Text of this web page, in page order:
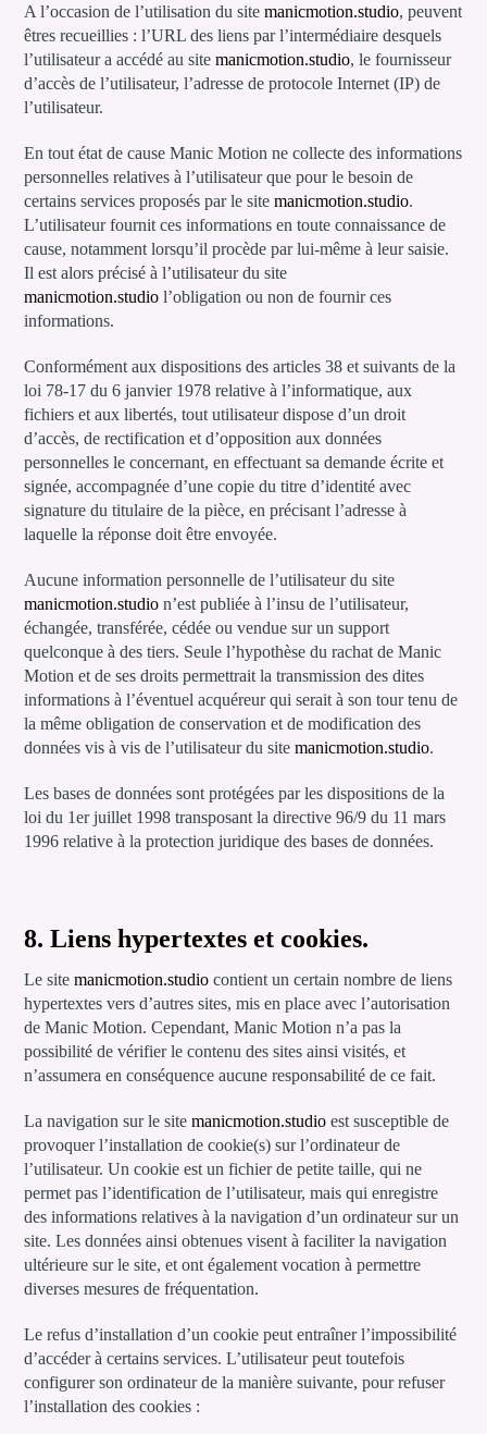
A l’occasion de l’utilisation du sitemanicmotion.studio, peuvent
êtres recueillies : l’URL des liens par l’intermédiaire desquels
l’utilisateur a accédé au sitemanicmotion.studio, le fournisseur
d’accès de l’utilisateur, l’adresse de protocole Internet (IP) de
l’utilisateur.
En tout état de cause Manic Motion ne collecte des informations
personnelles relatives à l’utilisateur que pour le besoin de
certains services proposés par le sitemanicmotion.studio.
L’utilisateur fournit ces informations en toute connaissance de
cause, notamment lorsqu’il procède par lui-même à leur saisie.
Il est alors précisé à l’utilisateur du site
manicmotion.studio l’obligation ou non de fournir ces
informations.
Conformément aux dispositions des articles 38 et suivants de la
loi 78-17 du 6 janvier 1978 relative à l’informatique, aux
fichiers et aux libertés, tout utilisateur dispose d’un droit
d’accès, de rectification et d’opposition aux données
personnelles le concernant, en effectuant sa demande écrite et
signée, accompagnée d’une copie du titre d’identité avec
signature du titulaire de la pièce, en précisant l’adresse à
laquelle la réponse doit être envoyée.
Aucune information personnelle de l’utilisateur du site
manicmotion.studio n’est publiée à l’insu de l’utilisateur,
échangée, transférée, cédée ou vendue sur un support
quelconque à des tiers. Seule l’hypothèse du rachat de Manic
Motion et de ses droits permettrait la transmission des dites
informations à l’éventuel acquéreur qui serait à son tour tenu de
la même obligation de conservation et de modification des
données vis à vis de l’utilisateur du sitemanicmotion.studio.
Les bases de données sont protégées par les dispositions de la
loi du 1er juillet 1998 transposant la directive 96/9 du 11 mars
1996 relative à la protection juridique des bases de données.
8. Liens hypertextes et cookies.
Le sitemanicmotion.studio contient un certain nombre de liens
hypertextes vers d’autres sites, mis en place avec l’autorisation
de Manic Motion. Cependant, Manic Motion n’a pas la
possibilité de vérifier le contenu des sites ainsi visités, et
n’assumera en conséquence aucune responsabilité de ce fait.
La navigation sur le sitemanicmotion.studio est susceptible de
provoquer l’installation de cookie(s) sur l’ordinateur de
l’utilisateur. Un cookie est un fichier de petite taille, qui ne
permet pas l’identification de l’utilisateur, mais qui enregistre
des informations relatives à la navigation d’un ordinateur sur un
site. Les données ainsi obtenues visent à faciliter la navigation
ultérieure sur le site, et ont également vocation à permettre
diverses mesures de fréquentation.
Le refus d’installation d’un cookie peut entraîner l’impossibilité
d’accéder à certains services. L’utilisateur peut toutefois
configurer son ordinateur de la manière suivante, pour refuser
l’installation des cookies :